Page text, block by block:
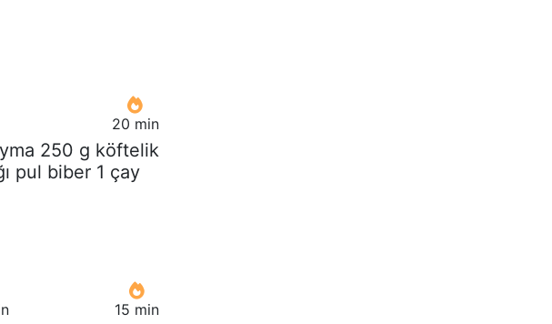
20 min
250 g köftelik
pul biber 1 çay
15 min